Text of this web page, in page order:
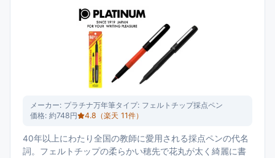
メーカー: プラチナ万年筆タイプ: フェルトチップ採点ペン
価格: 約748円 4.8 （楽天 11件）
40年以上にわたり全国の教師に愛用される採点ペンの代名
詞。フェルトチップの柔らかい穂先で花丸が太く綺麗に書